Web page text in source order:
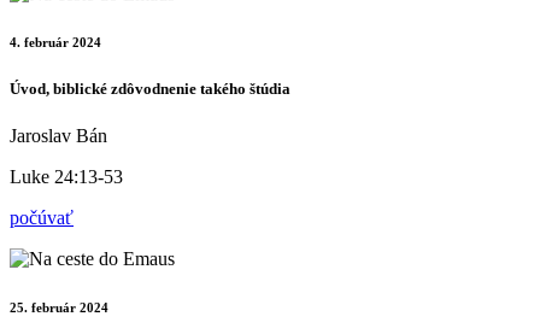
4. február 2024
Úvod, biblické zdôvodnenie takého štúdia
Jaroslav Bán
Luke 24:13-53
počúvať
25. február 2024